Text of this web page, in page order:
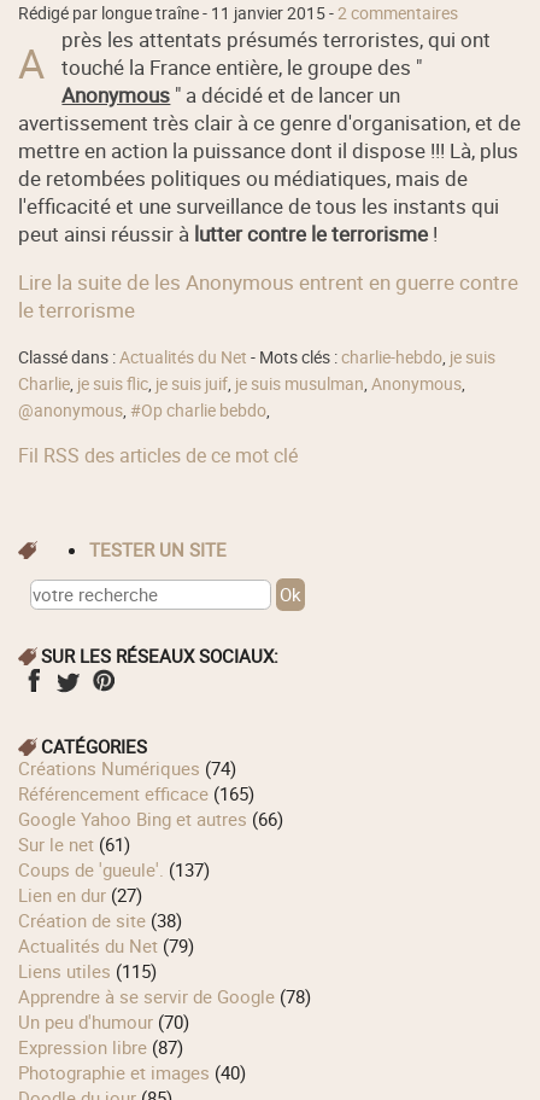
Rédigé par longue traîne - 11 janvier 2015-2 commentaires
A
près les attentats présumés terroristes, qui ont
touché la France entière, le groupe des "
Anonymous " a décidé et de lancer un
avertissement très clair à ce genre d'organisation, et de
mettre en action la puissance dont il dispose !!! Là, plus
de retombées politiques ou médiatiques, mais de
l'efficacité et une surveillance de tous les instants qui
peut ainsi réussir à lutter contre le terrorisme !
Lire la suite de les Anonymous entrent en guerre contre
le terrorisme
Classé dans :Actualités du Net - Mots clés :charlie-hebdo, je suis
Charlie, je suis flic, je suis juif, je suis musulman,Anonymous,
@anonymous, #Op charlie bebdo,
Fil RSS des articles de ce mot clé
TESTER UN SITE
SUR LES RÉSEAUX SOCIAUX:
CATÉGORIES
Créations Numériques (74)
Référencement efficace (165)
Google Yahoo Bing et autres (66)
Sur le net (61)
Coups de 'gueule'. (137)
Lien en dur (27)
Création de site (38)
Actualités du Net (79)
Liens utiles (115)
Apprendre à se servir de Google (78)
Un peu d'humour (70)
Expression libre (87)
Photographie et images (40)